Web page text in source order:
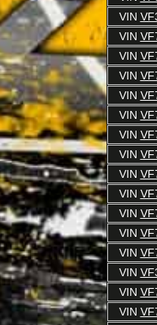
VIN
VIN
VIN
VIN
VIN
VIN
VIN
VIN
VIN
VIN
VIN
VIN
VIN
VIN
VIN
VIN